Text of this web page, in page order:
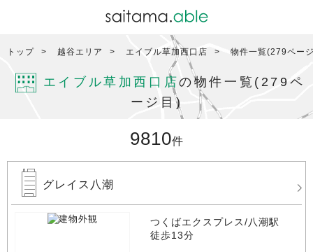
トップ 越谷エリア エイブル草加西口店 物件一覧(279ペー
エイブル草加西口店の物件一覧(279ペ
ージ目)
9810件
グレイス八潮
つくばエクスプレス/八潮駅
徒歩13分